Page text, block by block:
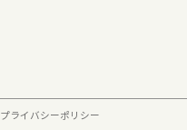
プライバシーポリシー